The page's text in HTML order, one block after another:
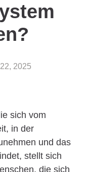
2025
sich vom
in der
und das
stellt sich
die sich